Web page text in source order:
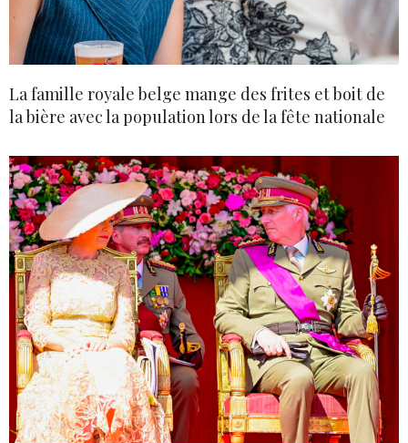
La famille royale belge mange des frites et boit de
la bière avec la population lors de la fête nationale